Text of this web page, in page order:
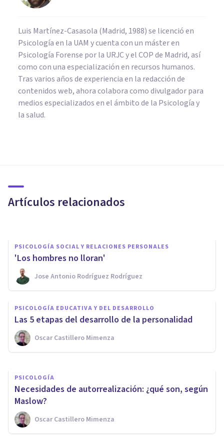
Luis Martínez-Casasola (Madrid, 1988) se licenció en
Psicología en la UAM y cuenta con un máster en
Psicología Forense por la URJC y el COP de Madrid, así
como con una especialización en recursos humanos.
Tras varios años de experiencia en la redacción de
contenidos web, ahora colabora como divulgador para
medios especializados en el ámbito de la Psicología y
la salud.
Artículos relacionados
y adultos
PSICOLOGÍA SOCIAL Y RELACIONES PERSONALES
'Los hombres no lloran'
Jose Antonio Rodríguez Rodríguez
PSICOLOGÍA EDUCATIVA Y DEL DESARROLLO
Las 5 etapas del desarrollo de la personalidad
Oscar Castillero Mimenza
ENTREVISTAS
El trauma de desarrollo y sus
efectos: entrevista a Raquel
Molero
Psicología Y Mente
PSICOLOGÍA
Necesidades de autorrealización: ¿qué son, según
Maslow?
Oscar Castillero Mimenza